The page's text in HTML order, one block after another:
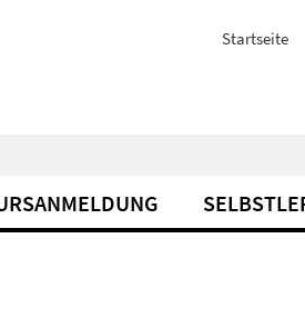
Startseite